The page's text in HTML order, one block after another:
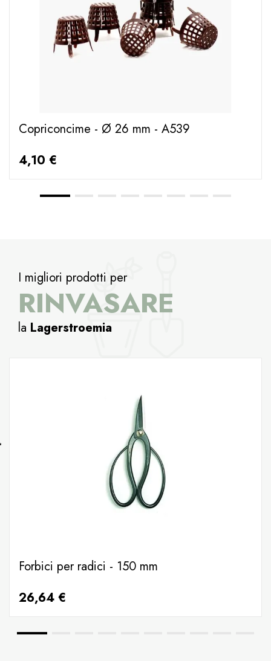
Copriconcime - Ø 26 mm - A539
4,10 €
I migliori prodotti per
RINVASARE
la Lagerstroemia
Forbici per radici - 150 mm
26,64 €